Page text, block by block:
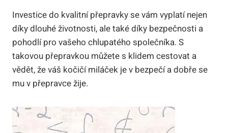
Investice do kvalitní přepravky se vám vyplatí nejen
díky dlouhé životnosti, ale také díky bezpečnosti a
pohodlí pro vašeho chlupatého společníka. S
takovou přepravkou můžete s klidem cestovat a
vědět, že váš kočičí miláček je v bezpečí a dobře se
mu v přepravce žije.